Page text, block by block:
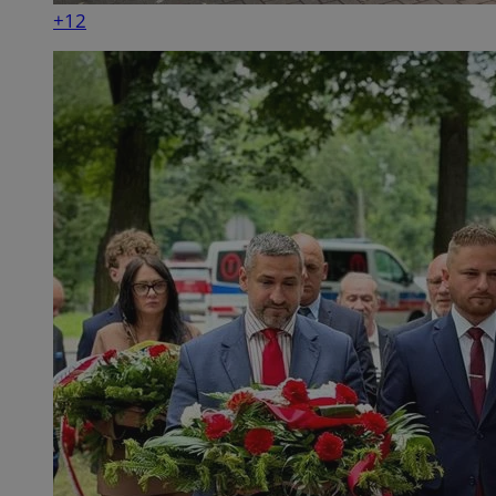
+12
suid
Simplifi Holdings
Inc.
.simpli.fi
1
INGRESSCOOKIE
NGINX Inc.
bh.contextweb.com
CookieScriptConsent
CookieScript
m-ce.pl
1